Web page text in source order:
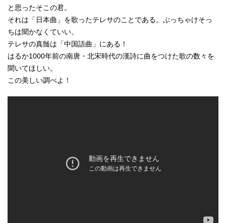
と思ったそこの君。
それは「日本曲」を歌ったテレサのことである。ぶっちゃけそっ
ちは聞かなくていい。
テレサの真髄は「中国語曲」にある！
はるか1000年前の南唐・北宋時代の漢詩に曲をつけた歌の数々を
聞いてほしい。
この美しい調べよ！